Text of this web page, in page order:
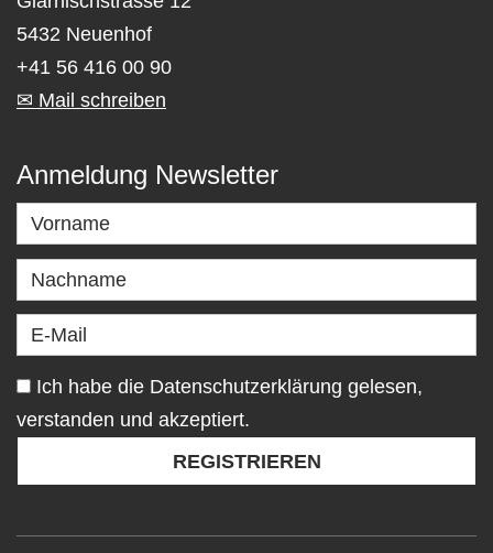
5432 Neuenhof
+41 56 416 00 90
✉ Mail schreiben
Anmeldung Newsletter
Ich habe die Datenschutzerklärung gelesen,
verstanden und akzeptiert.